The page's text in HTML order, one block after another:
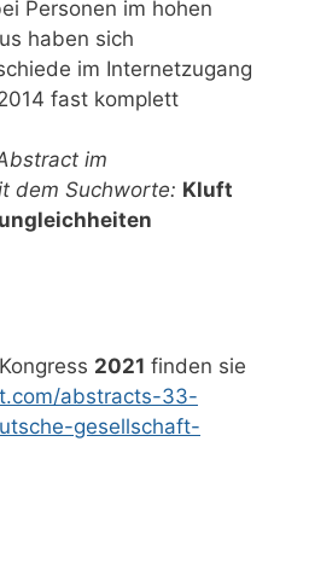
Personen im hohen
haben sich
im Internetzugang
fast komplett
im
dem Suchworte: Kluft
2021 finden sie
abstracts-33-
gesellschaft-